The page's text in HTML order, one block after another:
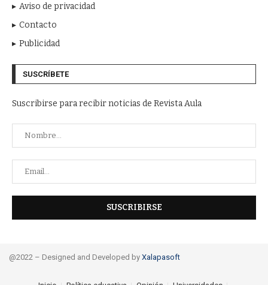
Aviso de privacidad
Contacto
Publicidad
SUSCRÍBETE
Suscribirse para recibir noticias de Revista Aula
@2022 – Designed and Developed by Xalapasoft